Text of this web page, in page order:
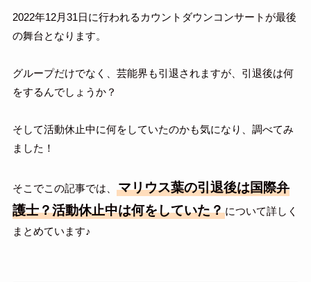
2022年12月31日に行われるカウントダウンコンサートが最後
の舞台となります。
グループだけでなく、芸能界も引退されますが、引退後は何
をするんでしょうか？
そして活動休止中に何をしていたのかも気になり、調べてみ
ました！
そこでこの記事では、
マリウス葉の引退後は国際弁
護士？活動休止中は何をしていた？について詳しく
まとめています♪